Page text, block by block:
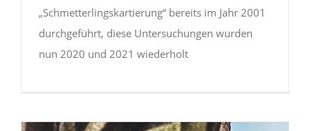
„Schmetterlingskartierung“ bereits im Jahr 2001
durchgeführt, diese Untersuchungen wurden
nun 2020 und 2021 wiederholt